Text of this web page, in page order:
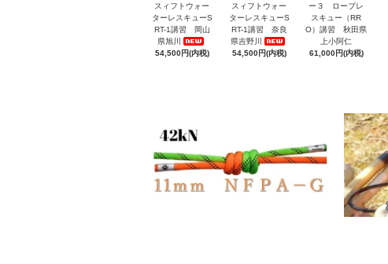
スィフトウォー
ターレスキューS
RT-1講習 岡山
県旭川
54,500円(内税)
スィフトウォー
ターレスキューS
RT-1講習 奈良
県吉野川
54,500円(内税)
ー３ ロープレ
スキュー（RR
O）講習 秋田県
上小阿仁
61,000円(内税)